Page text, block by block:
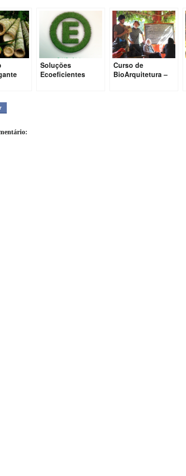
Soluções
Ecoeficientes
Curso de
BioArquitetura –